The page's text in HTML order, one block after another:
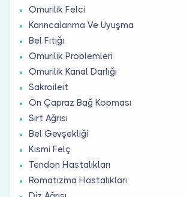
Omurilik Felci
Karıncalanma Ve Uyuşma
Bel Fıtığı
Omurilik Problemleri
Omurilik Kanal Darlığı
Sakroileit
Ön Çapraz Bağ Kopması
Sırt Ağrısı
Bel Gevşekliği
Kısmi Felç
Tendon Hastalıkları
Romatizma Hastalıkları